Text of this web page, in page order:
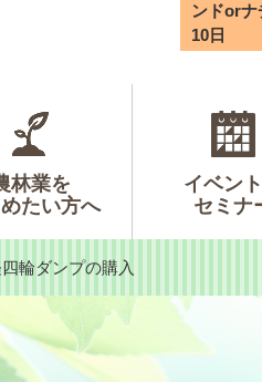
ンドorナ
10 日
林業を
たい方へ
イベント
セミナ
輪ダンプの購入